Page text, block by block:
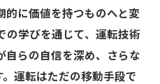
的に価値を持つものへと変
の学びを通じて、運転技術
自らの自信を深め、さらな
運転はただの移動手段で